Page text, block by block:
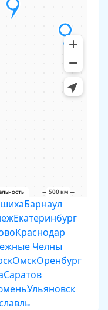
Барнаул
Екатеринбург
Краснодар
Челны
ОмскОренбург
Саратов
Ульяновск